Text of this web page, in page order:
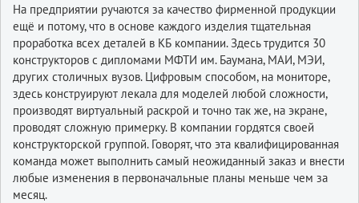
На предприятии ручаются за качество фирменной продукции
ещё и потому, что в основе каждого изделия тщательная
проработка всех деталей в КБ компании. Здесь трудится 30
конструкторов с дипломами МФТИ им. Баумана, МАИ, МЭИ,
других столичных вузов. Цифровым способом, на мониторе,
здесь конструируют лекала для моделей любой сложности,
производят виртуальный раскрой и точно так же, на экране,
проводят сложную примерку. В компании гордятся своей
конструкторской группой. Говорят, что эта квалифицированная
команда может выполнить самый неожиданный заказ и внести
любые изменения в первоначальные планы меньше чем за
месяц.